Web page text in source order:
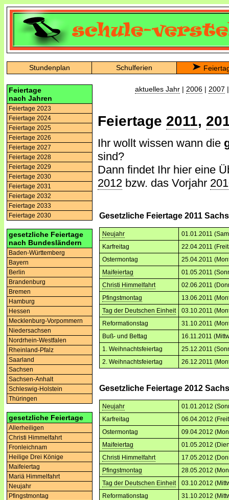
Stundenplan Schulferien
Feiertage
nach Jahren
Feiertage 2023
Feiertage 2024
Feiertage 2025
Feiertage 2026
Feiertage 2027
Feiertage 2028
Feiertage 2029
Feiertage 2030
Feiertage 2031
Feiertage 2032
Feiertage 2033
Feiertage 2030
gesetzliche Feiertage
nach Bundesländern
Baden-Württemberg
Bayern
Berlin
Brandenburg
Bremen
Hamburg
Hessen
Mecklenburg-Vorpommern
Niedersachsen
Nordrhein-Westfalen
Rheinland-Pfalz
Saarland
Sachsen
Sachsen-Anhalt
Schleswig-Holstein
Thüringen
gesetzliche Feiertage
Allerheiligen
Christi Himmelfahrt
Fronleichnam
Heilige Drei Könige
Maifeiertag
Mariä Himmelfahrt
Neujahr
Pfingstmontag
aktuelles Jahr | 2006 | 2007
Feiertage 2011,
Ihr wollt wissen wann die
sind?
Dann findet Ihr hier eine
2012 bzw. das Vorjahr
Gesetzliche Feiertage 2011
Neujahr
01.01.2011
Karfreitag
22.04.2011
Ostermontag
25.04.2011
Maifeiertag
01.05.2011
Christi Himmelfahrt
02.06.2011
Pfingstmontag
13.06.2011
Tag der Deutschen Einheit
03.10.2011
Reformationstag
31.10.2011
Buß- und Bettag
16.11.2011
1. Weihnachtsfeiertag
25.12.2011
2. Weihnachtsfeiertag
26.12.2011
Gesetzliche Feiertage 2012
Neujahr
01.01.2012
Karfreitag
06.04.2012
Ostermontag
09.04.2012
Maifeiertag
01.05.2012
Christi Himmelfahrt
17.05.2012
Pfingstmontag
28.05.2012
Tag der Deutschen Einheit
03.10.2012
Reformationstag
31.10.2012